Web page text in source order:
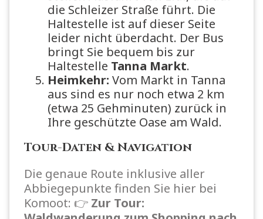
die Schleizer Straße führt. Die
Haltestelle ist auf dieser Seite
leider nicht überdacht. Der Bus
bringt Sie bequem bis zur
Haltestelle Tanna Markt.
Heimkehr: Vom Markt in Tanna
aus sind es nur noch etwa 2 km
(etwa 25 Gehminuten) zurück in
Ihre geschützte Oase am Wald.
Tour-Daten & Navigation
Die genaue Route inklusive aller
Abbiegepunkte finden Sie hier bei
Komoot: 👉 Zur Tour: